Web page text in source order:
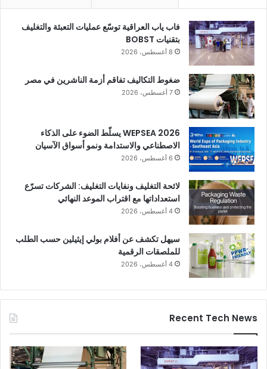
فاب ياب العراقية توسّع عمليات التعبئة والتغليف
بتقنيات BOBST
8 أغسطس، 2026
ضغوط التكاليف تفاقم أزمة الناشرين في مصر
7 أغسطس، 2026
WEPSEA 2026 يسلّط الضوء على الذكاء
الاصطناعي والاستدامة ونمو أسواق الآسيان
6 أغسطس، 2026
لائحة التغليف ونفايات التغليف: الشركات تسرّع
استعداداتها مع اقتراب الموعد النهائي
4 أغسطس، 2026
سيهل تكشف عن أفلام بولي إيثيلين حسب الطلب
للملصقات الرقمية
4 أغسطس، 2026
Recent Tech News